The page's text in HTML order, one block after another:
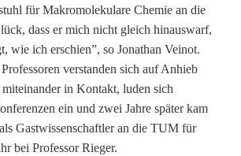
für Makromolekulare Chemie an die
dass er mich nicht gleich hinauswarf,
wie ich erschien”, so Jonathan Veinot.
verstanden sich auf Anhieb
in Kontakt, luden sich
ein und zwei Jahre später kam
Gastwissenschaftler an die TUM für
bei Professor Rieger.